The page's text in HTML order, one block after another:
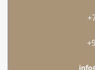
ванными